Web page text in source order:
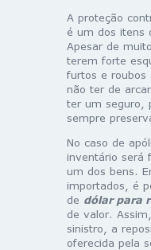
A proteção
é um dos itens
Apesar de
terem forte
furtos e roubos
não ter de
ter um seguro,
sempre
No caso de
inventário será
um dos bens.
importados, é
de dólar para
de valor.
sinistro, a
oferecida pela